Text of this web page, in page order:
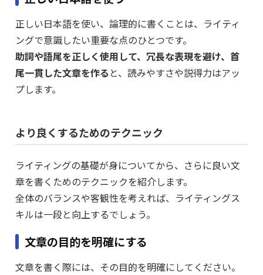
正しい日本語を使い、論理的に書くことは、ライティ
ングで意識したい重要な点のひとつです。
助詞や語尾を正しく使用して、冗長な表現を避け、首
尾一貫した文章を作る と、読みやすさや説得力はアッ
プします。
より良くするためのテクニック
ライティングの基礎が身についてから、さらに良い文
章を書くためのテクニックを紹介します。
全体のバランスや客観性を考えれば、ライティングス
キルは一段と向上するでしょう。
文章の目的を明確にする
文章を書く際には、その目的を明確にしてください。